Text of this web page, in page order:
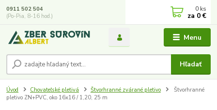
Menu
Hľadať
0911 502 504
(Po-Pia, 8-16 hod.)
0 ks
za 0 €
Úvod Chovateľské pletivá Štvorhranné zvárané pletivo
Štvorhranné
pletivo ZN+PVC, oko 16x16 / 1,20, 25 m